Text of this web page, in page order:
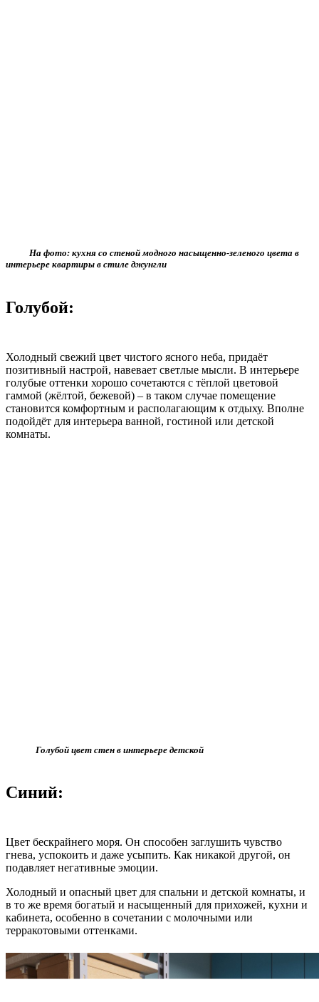
На фото: кухня со стеной модного насыщенно-зеленого цвета в
интерьере квартиры в стиле джунгли
Голубой:
Холодный свежий цвет чистого ясного неба, придаёт
позитивный настрой, навевает светлые мысли. В интерьере
голубые оттенки хорошо сочетаются с тёплой цветовой
гаммой (жёлтой, бежевой) – в таком случае помещение
становится комфортным и располагающим к отдыху. Вполне
подойдёт для интерьера ванной, гостиной или детской
комнаты.
Голубой цвет стен в интерьере детской
Синий:
Цвет бескрайнего моря. Он способен заглушить чувство
гнева, успокоить и даже усыпить. Как никакой другой, он
подавляет негативные эмоции.
Холодный и опасный цвет для спальни и детской комнаты, и
в то же время богатый и насыщенный для прихожей, кухни и
кабинета, особенно в сочетании с молочными или
терракотовыми оттенками.